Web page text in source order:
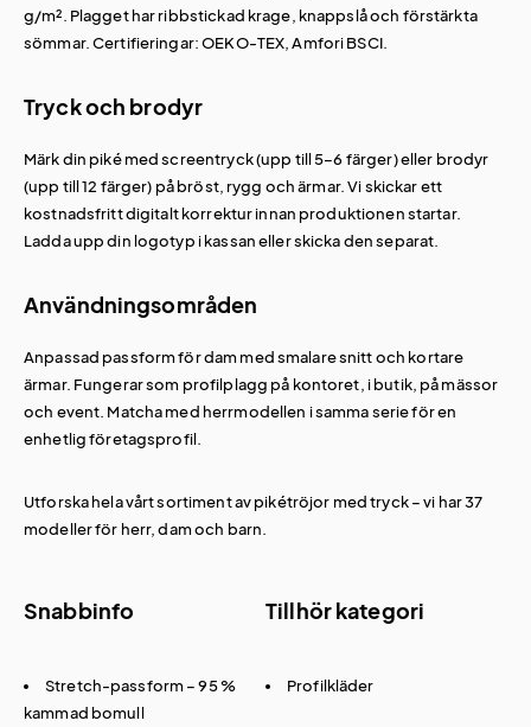
g/m². Plagget har ribbstickad krage, knappslå och förstärkta
sömmar. Certifieringar: OEKO-TEX, Amfori BSCI.
Tryck och brodyr
Märk din piké med screentryck (upp till 5–6 färger) eller brodyr
(upp till 12 färger) på bröst, rygg och ärmar. Vi skickar ett
kostnadsfritt digitalt korrektur innan produktionen startar.
Ladda upp din logotyp i kassan eller skicka den separat.
Användningsområden
Anpassad passform för dam med smalare snitt och kortare
ärmar. Fungerar som profilplagg på kontoret, i butik, på mässor
och event. Matcha med herrmodellen i samma serie för en
enhetlig företagsprofil.
Utforska hela vårt sortiment avpikétröjor med tryck– vi har 37
modeller för herr, dam och barn.
Snabbinfo
Stretch-passform – 95 %
kammad bomull
Tillhör kategori
Profilkläder